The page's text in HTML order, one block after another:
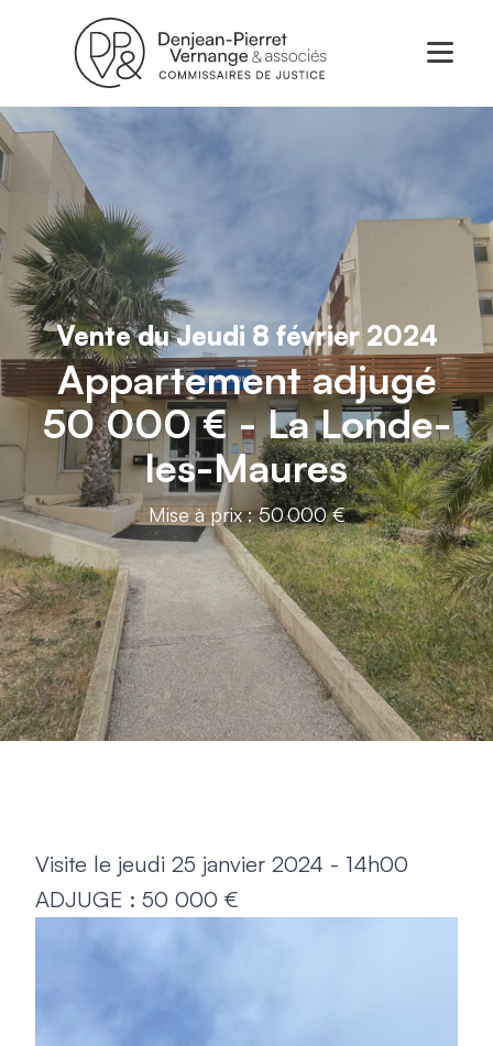
Vente du Jeudi 8 février 2024
Appartement adjugé
50 000 € - La Londe-
les-Maures
Mise à prix : 50 000 €
Visite le jeudi 25 janvier 2024 - 14h00
ADJUGE : 50 000 €